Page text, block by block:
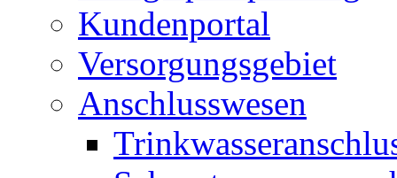
Kundenportal
Versorgungsgebiet
Anschlusswesen